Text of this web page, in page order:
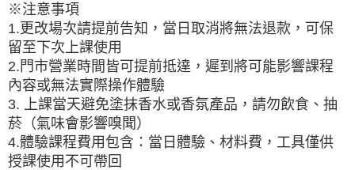
※注意事項
1.更改場次請提前告知，當日取消將無法退款，可保
留至下次上課使用
2.門市營業時間皆可提前抵達，遲到將可能影響課程
內容或無法實際操作體驗
3. 上課當天避免塗抹香水或香氛產品，請勿飲食、抽
菸（氣味會影響嗅聞）
4.體驗課程費用包含：當日體驗、材料費，工具僅供
授課使用不可帶回